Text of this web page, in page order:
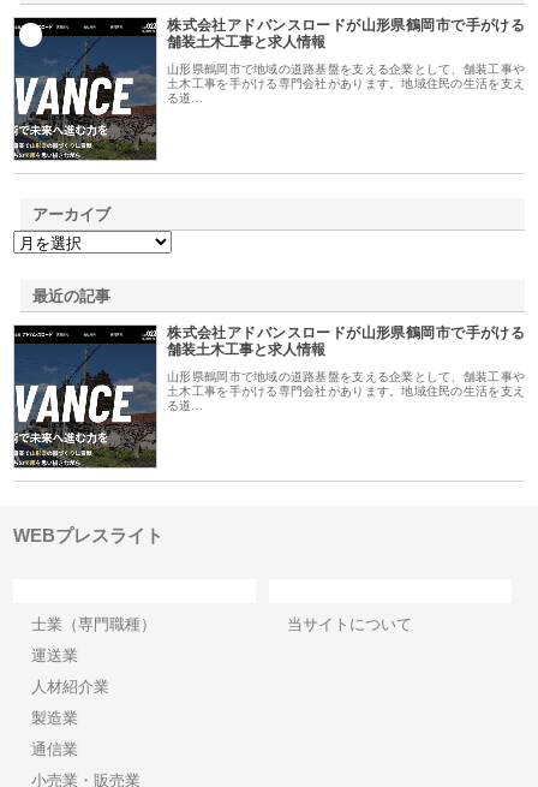
株式会社アドバンスロードが山形県鶴岡市で手がける
舗装土木工事と求人情報
山形県鶴岡市で地域の道路基盤を支える企業として、舗装工事や
土木工事を手がける専門会社があります。地域住民の生活を支え
る道…
アーカイブ
最近の記事
株式会社アドバンスロードが山形県鶴岡市で手がける
舗装土木工事と求人情報
山形県鶴岡市で地域の道路基盤を支える企業として、舗装工事や
土木工事を手がける専門会社があります。地域住民の生活を支え
る道…
WEBプレスライト
士業（専門職種）
運送業
人材紹介業
製造業
通信業
小売業・販売業
当サイトについて